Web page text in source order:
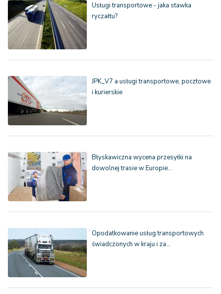
Usługi transportowe - jaka stawka
ryczałtu?
JPK_V7 a usługi transportowe, pocztowe
i kurierskie
Błyskawiczna wycena przesyłki na
dowolnej trasie w Europie…
Opodatkowanie usług transportowych
świadczonych w kraju i za…